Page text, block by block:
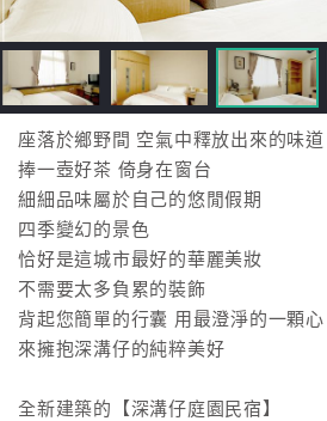
跟
飯
店
訂
房
HOT
特
色
民
宿
座落於鄉野間 空氣中釋放出來的味道
捧一壺好茶 倚身在窗台
細細品味屬於自己的悠閒假期
四季變幻的景色
恰好是這城市最好的華麗美妝
不需要太多負累的裝飾
背起您簡單的行囊 用最澄淨的一顆心
來擁抱深溝仔的純粹美好
全新建築的【深溝仔庭園民宿】